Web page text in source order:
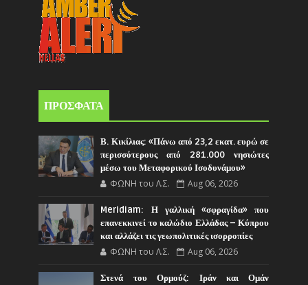
ΠΡΟΣΦΑΤΑ
Β. Κικίλιας: «Πάνω από 23,2 εκατ. ευρώ σε
περισσότερους από 281.000 νησιώτες
μέσω του Μεταφορικού Ισοδυνάμου»
ΦΩΝΗ του Λ.Σ. Aug 06, 2026
Meridiam: Η γαλλική «σφραγίδα» που
επανεκκινεί το καλώδιο Ελλάδας – Κύπρου
και αλλάζει τις γεωπολιτικές ισορροπίες
ΦΩΝΗ του Λ.Σ. Aug 06, 2026
Στενά του Ορμούζ: Ιράν και Ομάν